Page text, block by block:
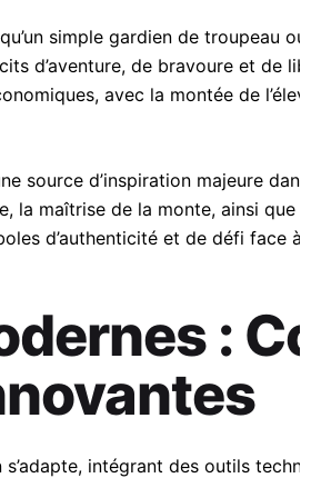
simple gardien de troupeau ou
d’aventure, de bravoure et de
avec la montée de
source d’inspiration majeure dans
la maîtrise de la monte, ainsi que
d’authenticité et de défi face à la
:
intégrant des outils